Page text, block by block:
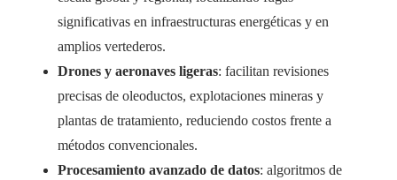
significativas en infraestructuras energéticas y en
amplios vertederos.
Drones y aeronaves ligeras: facilitan revisiones
precisas de oleoductos, explotaciones mineras y
plantas de tratamiento, reduciendo costos frente a
métodos convencionales.
Procesamiento avanzado de datos: algoritmos de